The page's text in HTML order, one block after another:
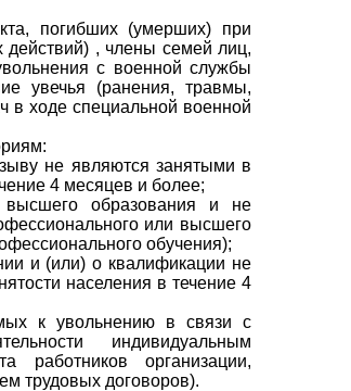
погибших (умерших) при
, члены семей лиц,
с военной службы
увечья (ранения, травмы,
в ходе специальной военной
не являются занятыми в
4 месяцев и более;
образования и не
или высшего
обучения);
и (или) о квалификации не
населения в течение 4
к увольнению в связи с
индивидуальным
работников организации,
трудовых договоров).